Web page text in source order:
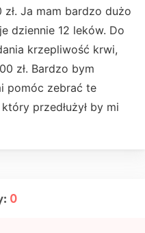
Ja mam bardzo dużo
dziennie 12 leków. Do
krzepliwość krwi,
zł. Bardzo bym
pomóc zebrać te
przedłużył by mi
0